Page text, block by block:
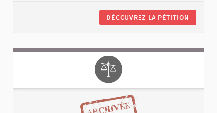
DÉCOUVREZ LA PÉTITION